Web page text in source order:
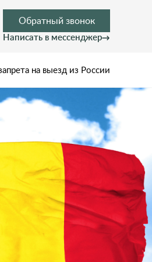
Обратный звонок
Написать в мессенджер
на выезд из России